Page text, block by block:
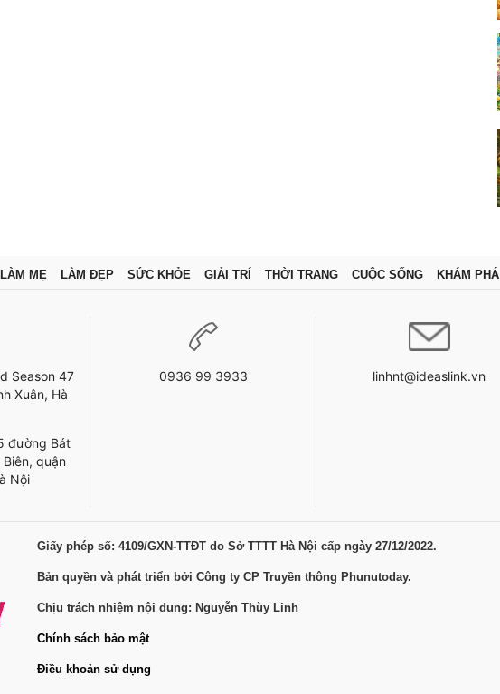
LÀM MẸ LÀM ĐẸP SỨC KHỎE GIẢI TRÍ THỜI TRANG CUỘC SỐNG KHÁM PHÁ
Season 47
Xuân, Hà
đường Bát
quận
Nội
0936 99 3933 linhnt@ideaslink.vn
Giấy phép số: 4109/GXN-TTĐT do Sở TTTT Hà Nội cấp ngày 27/12/2022.
Bản quyền và phát triển bởi Công ty CP Truyền thông Phunutoday.
Chịu trách nhiệm nội dung: Nguyễn Thùy Linh
Chính sách bảo mật
Điều khoản sử dụng